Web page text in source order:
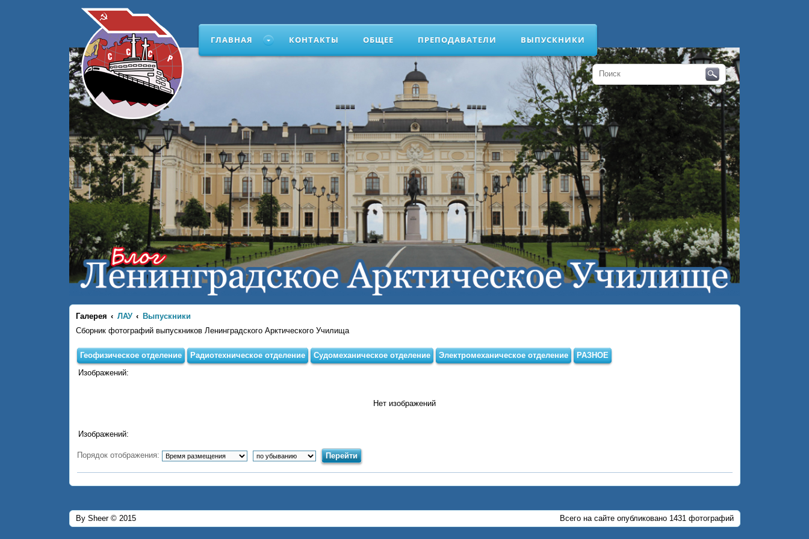
ГЛАВНАЯ КОНТАКТЫ ОБЩЕЕ ПРЕПОДАВАТЕЛИ ВЫПУСКНИКИ
Галерея ЛАУ
Выпускники
Сборник фотографий выпускников Ленинградского Арктического Училища
Геофизическое отделение Радиотехническое отделение Судомеханическое отделение Электромеханическое отделение
РАЗНОЕ
Изображений:
Нет изображений
Изображений:
Порядок отображения:
By Sheer © 2015 Всего на сайте опубликовано 1431 фотографий